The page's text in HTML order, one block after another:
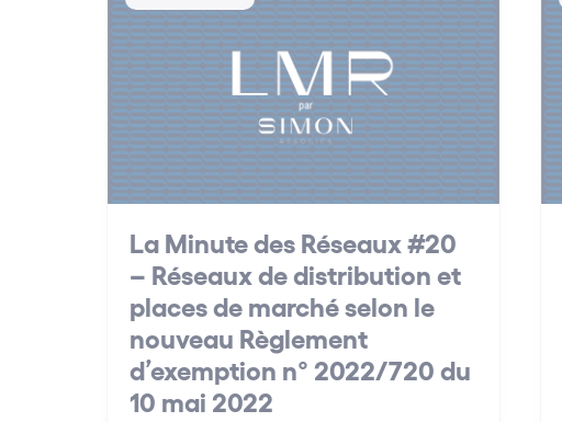
La Minute des Réseaux #20
– Réseaux de distribution et
places de marché selon le
nouveau Règlement
d’exemption n° 2022/720 du
10 mai 2022